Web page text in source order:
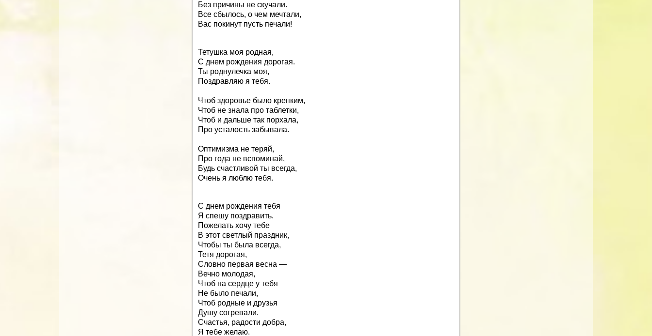
Без причины не скучали.
Все сбылось, о чем мечтали,
Вас покинут пусть печали!
Тетушка моя родная,
С днем рождения дорогая.
Ты роднулечка моя,
Поздравляю я тебя.
Чтоб здоровье было крепким,
Чтоб не знала про таблетки,
Чтоб и дальше так порхала,
Про усталость забывала.
Оптимизма не теряй,
Про года не вспоминай,
Будь счастливой ты всегда,
Очень я люблю тебя.
С днем рождения тебя
Я спешу поздравить.
Пожелать хочу тебе
В этот светлый праздник,
Чтобы ты была всегда,
Тетя дорогая,
Словно первая весна —
Вечно молодая,
Чтоб на сердце у тебя
Не было печали,
Чтоб родные и друзья
Душу согревали.
Счастья, радости добра,
Я тебе желаю.